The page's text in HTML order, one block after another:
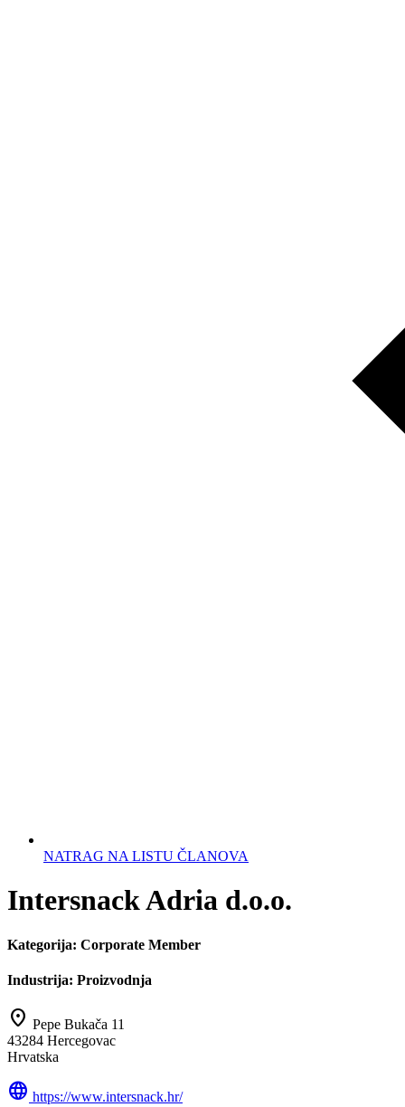
NATRAG NA LISTU ČLANOVA
Intersnack Adria d.o.o.
Kategorija: Corporate Member
Industrija: Proizvodnja
location_on Pepe Bukača 11
43284 Hercegovac
Hrvatska
language https://www.intersnack.hr/